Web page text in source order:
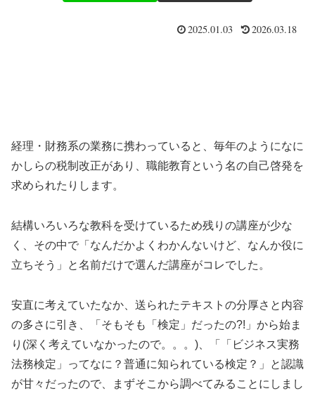
2025.01.03 2026.03.18
経理・財務系の業務に携わっていると、毎年のようになに
かしらの税制改正があり、職能教育という名の自己啓発を
求められたりします。
結構いろいろな教科を受けているため残りの講座が少な
く、その中で「なんだかよくわかんないけど、なんか役に
立ちそう」と名前だけで選んだ講座がコレでした。
安直に考えていたなか、送られたテキストの分厚さと内容
の多さに引き、「そもそも「検定」だったの?!」から始ま
り(深く考えていなかったので。。。)、「「ビジネス実務
法務検定」ってなに？普通に知られている検定？」と認識
が甘々だったので、まずそこから調べてみることにしまし